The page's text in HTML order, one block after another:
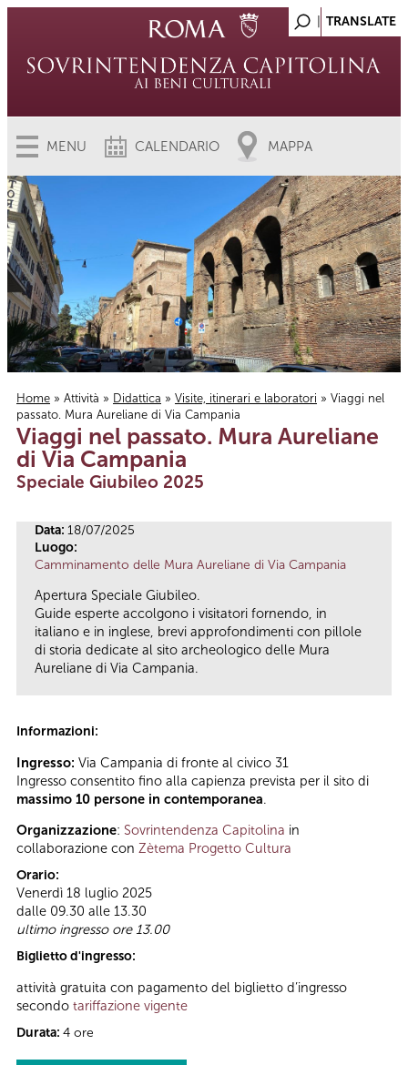
MENU CALENDARIO MAPPA
Tu sei qui
Home » Attività » Didattica » Visite, itinerari e laboratori » Viaggi nel
passato. Mura Aureliane di Via Campania
Viaggi nel passato. Mura Aureliane
di Via Campania
Speciale Giubileo 2025
Data: 18/07/2025
Luogo:
Camminamento delle Mura Aureliane di Via Campania
Apertura Speciale Giubileo.
Guide esperte accolgono i visitatori fornendo, in
italiano e in inglese, brevi approfondimenti con pillole
di storia dedicate al sito archeologico delle Mura
Aureliane di Via Campania.
Informazioni:
Ingresso: Via Campania di fronte al civico 31
Ingresso consentito fino alla capienza prevista per il sito di
massimo 10 persone in contemporanea.
Organizzazione: Sovrintendenza Capitolina in
collaborazione con Zètema Progetto Cultura
Orario:
Venerdì 18 luglio 2025
dalle 09.30 alle 13.30
ultimo ingresso ore 13.00
Biglietto d'ingresso:
attività gratuita con pagamento del biglietto d’ingresso
secondo tariffazione vigente
Durata: 4 ore